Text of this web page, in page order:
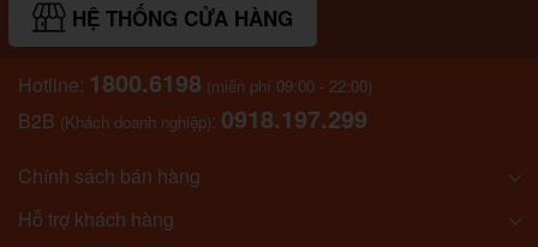
HỆ THỐNG CỬA HÀNG
Hotline: 1800.6198 (miễn phí 09:00 - 22:00)
B2B (Khách doanh nghiệp): 0918.197.299
Chính sách bán hàng
Hỗ trợ khách hàng